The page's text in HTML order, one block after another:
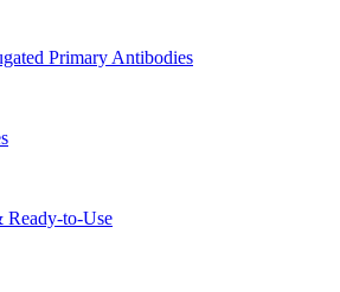
Primary Antibodies
to-Use